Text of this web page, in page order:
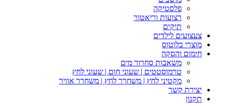
פלסטיקה
רצועות וריאטור
תיקים
צעצועים לילדים
מוצרי בלוטוס
חימום והסקה
משאבות סחרור מים
טרמוסטטים | שעוני חום | שעוני לחץ
מקטיני לחץ | משחרר לחץ | משחרר אוויר
יצירת קשר
תקנון